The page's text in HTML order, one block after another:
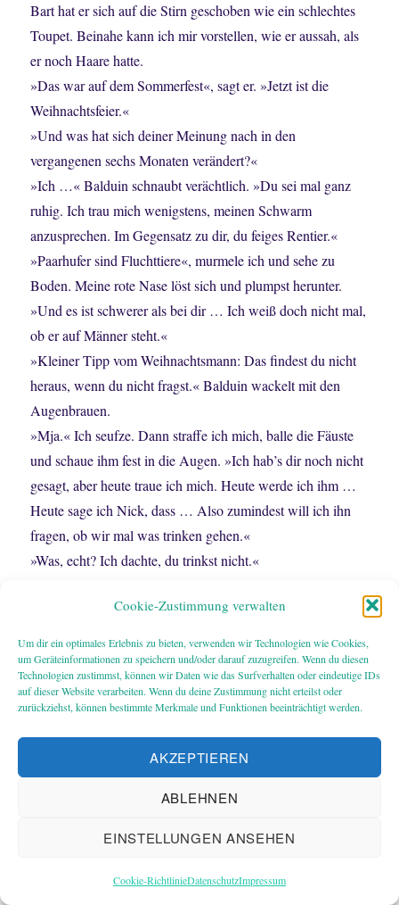
Cookie-Zustimmung verwalten
Um dir ein optimales Erlebnis zu bieten, verwenden wir Technologien wie Cookies,
um Geräteinformationen zu speichern und/oder darauf zuzugreifen. Wenn du diesen
Technologien zustimmst, können wir Daten wie das Surfverhalten oder eindeutige IDs
auf dieser Website verarbeiten. Wenn du deine Zustimmung nicht erteilst oder
zurückziehst, können bestimmte Merkmale und Funktionen beeinträchtigt werden.
AKZEPTIEREN
ABLEHNEN
EINSTELLUNGEN ANSEHEN
Cookie-RichtlinieDatenschutzImpressum
Bart hat er sich auf die Stirn geschoben wie ein schlechtes
Toupet. Beinahe kann ich mir vorstellen, wie er aussah, als
er noch Haare hatte.
»Das war auf dem Sommerfest«, sagt er. »Jetzt ist die
Weihnachtsfeier.«
»Und was hat sich deiner Meinung nach in den
vergangenen sechs Monaten verändert?«
»Ich …« Balduin schnaubt verächtlich. »Du sei mal ganz
ruhig. Ich trau mich wenigstens, meinen Schwarm
anzusprechen. Im Gegensatz zu dir, du feiges Rentier.«
»Paarhufer sind Fluchttiere«, murmele ich und sehe zu
Boden. Meine rote Nase löst sich und plumpst herunter.
»Und es ist schwerer als bei dir … Ich weiß doch nicht mal,
ob er auf Männer steht.«
»Kleiner Tipp vom Weihnachtsmann: Das findest du nicht
heraus, wenn du nicht fragst.« Balduin wackelt mit den
Augenbrauen.
»Mja.« Ich seufze. Dann straffe ich mich, balle die Fäuste
und schaue ihm fest in die Augen. »Ich hab’s dir noch nicht
gesagt, aber heute traue ich mich. Heute werde ich ihm …
Heute sage ich Nick, dass … Also zumindest will ich ihn
fragen, ob wir mal was trinken gehen.«
»Was, echt? Ich dachte, du trinkst nicht.«
Kontrollverlust nicht. Und außerdem muss ich deinen
besoffenen Arsch dauernd nach Hause fahren, also kann ich
nie …«
Frau Grobenolmer, die Personalchefin, steckt den Kopf in
die Herrentoilette.
»He, Weihnachtsmann! Rudolf! Bereit, Frohsinn zu
verbreiten, ihr Eumel?«
»Rudolf.« Ich hasse Verniedlichungen. Nach 5 Jahren